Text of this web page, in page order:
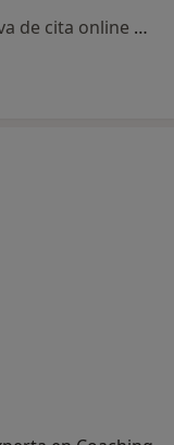
Este especialista no ofrece reserva de cita online en esta dirección.